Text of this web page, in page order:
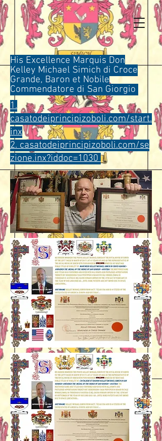
His Excellence Marquis Don
Kelley Michael Simich di Croce
Grande, Baron et Nobile
Commendatore di San Giorgio
1.
casatodeiprincipizoboli.com/start.
inx
2.casatodeiprincipizoboli.com/se
zione.inx?iddoc=1030